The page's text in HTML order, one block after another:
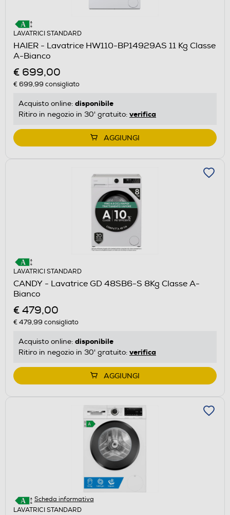
LAVATRICI STANDARD
HAIER - Lavatrice HW110-BP14929AS 11 Kg Classe
A-Bianco
€ 699,00
€ 699,99 consigliato
Acquisto online: disponibile
Ritiro in negozio in 30' gratuito: verifica
AGGIUNGI
LAVATRICI STANDARD
CANDY - Lavatrice GD 48SB6-S 8Kg Classe A-
Bianco
€ 479,00
€ 479,99 consigliato
Acquisto online: disponibile
Ritiro in negozio in 30' gratuito: verifica
AGGIUNGI
Scheda informativa
LAVATRICI STANDARD